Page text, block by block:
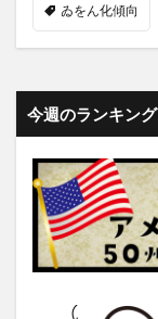
ゐをん化傾向
今週のランキング